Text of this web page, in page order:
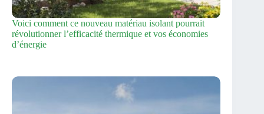
Voici comment ce nouveau matériau isolant pourrait
révolutionner l’efficacité thermique et vos économies
d’énergie